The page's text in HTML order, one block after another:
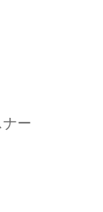
ー